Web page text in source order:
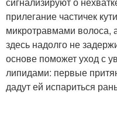
прилегание частичек
микротравмами волоса,
здесь надолго не
основе поможет уход с
липидами: первые
дадут ей испариться